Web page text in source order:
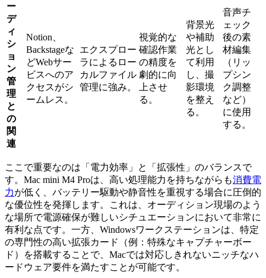
ー
デ
ィ
シ
ョ
ン
管
理
と
の
関
連
Notion、
Backstageな
どWebサー
ビスへのア
クセスがシ
ームレス。
エクスプロー
ラによるロー
カルファイル
管理に強み。
視覚的な
確認作業
の精度を
劇的に向
上させ
る。
背景光
や補助
光とし
て利用
し、撮
影環境
を整え
る。
音声チ
ェック
後の素
材編集
（リッ
プシン
ク調整
など）
に使用
する。
ここで重要なのは「電力効率」と「拡張性」のバランスで
す。Mac mini M4 Proは、高い処理能力を持ちながらも消費電
力が低く、バッテリー駆動や静音性を重視する場合に圧倒的
な優位性を発揮します。これは、オーディション現場のよう
な場所で電源確保が難しいシチュエーションにおいて非常に
有利な点です。一方、Windowsワークステーションは、特定
の専門性の高い拡張カード（例：特殊なキャプチャーボー
ド）を搭載することで、Macでは対応しきれないニッチなハ
ードウェア要件を満たすことが可能です。